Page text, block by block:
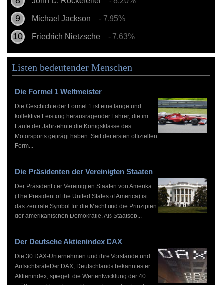
Michael Jackson - 7.95%
Friedrich Nietzsche - 7.63%
Listen bedeutender Menschen
Die Formel 1 Weltmeister
Die Geschichte der Formel 1 ist eine lange und
kollektive Leistung herausragender Fahrer, die im
Laufe der Jahrzehnte die Königsklasse des
Motorsports geprägt haben. Seit der ersten offiziellen
Form...
Die Präsidenten der Vereinigten Staaten
Der Präsident der Vereinigten Staaten von Amerika
(The President of the United States of America) ist
das zentrale Symbol für die Macht und die Prinzipien
der amerikanischen Demokratie. Als Staatsob...
Der Deutsche Aktienindex DAX
Die 30 DAX-Unternehmen und ihre Vorstände und
AufsichtsräteDer DAX, Deutschlands bekanntester
Aktienindex, spiegelt die Wertentwicklung der 40